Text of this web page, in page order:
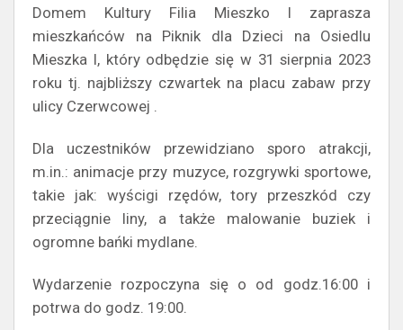
Domem Kultury Filia Mieszko I zaprasza
mieszkańców na Piknik dla Dzieci na Osiedlu
Mieszka I, który odbędzie się w 31 sierpnia 2023
roku tj. najbliższy czwartek na placu zabaw przy
ulicy Czerwcowej .
Dla uczestników przewidziano sporo atrakcji,
m.in.: animacje przy muzyce, rozgrywki sportowe,
takie jak: wyścigi rzędów, tory przeszkód czy
przeciągnie liny, a także malowanie buziek i
ogromne bańki mydlane.
Wydarzenie rozpoczyna się o od godz.16:00 i
potrwa do godz. 19:00.